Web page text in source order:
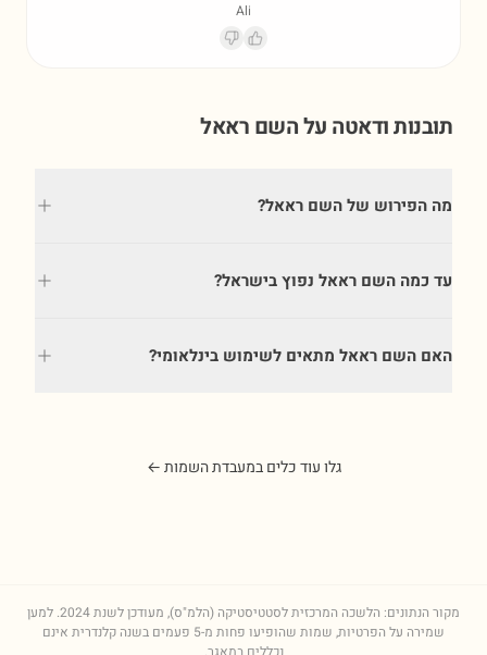
Ali
תובנות ודאטה על השם ראאל
מה הפירוש של השם ראאל?
עד כמה השם ראאל נפוץ בישראל?
האם השם ראאל מתאים לשימוש בינלאומי?
גלו עוד כלים במעבדת השמות ←
מקור הנתונים: הלשכה המרכזית לסטטיסטיקה (הלמ"ס), מעודכן לשנת2024. למען
שמירה על הפרטיות, שמות שהופיעו פחות מ-5 פעמים בשנה קלנדרית אינם